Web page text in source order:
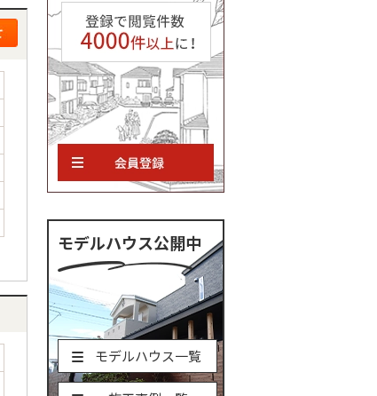
モデルハウス公開中
モデルハウス一覧